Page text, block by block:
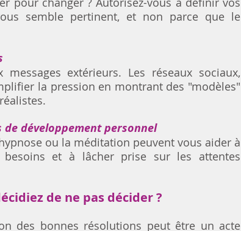
semble pertinent, et non parce que le
messages extérieurs. Les réseaux sociaux,
la pression en montrant des "modèles"
de développement personnel
ou la méditation peuvent vous aider à
besoins et à lâcher prise sur les attentes
de ne pas décider ?
des bonnes résolutions peut être un acte